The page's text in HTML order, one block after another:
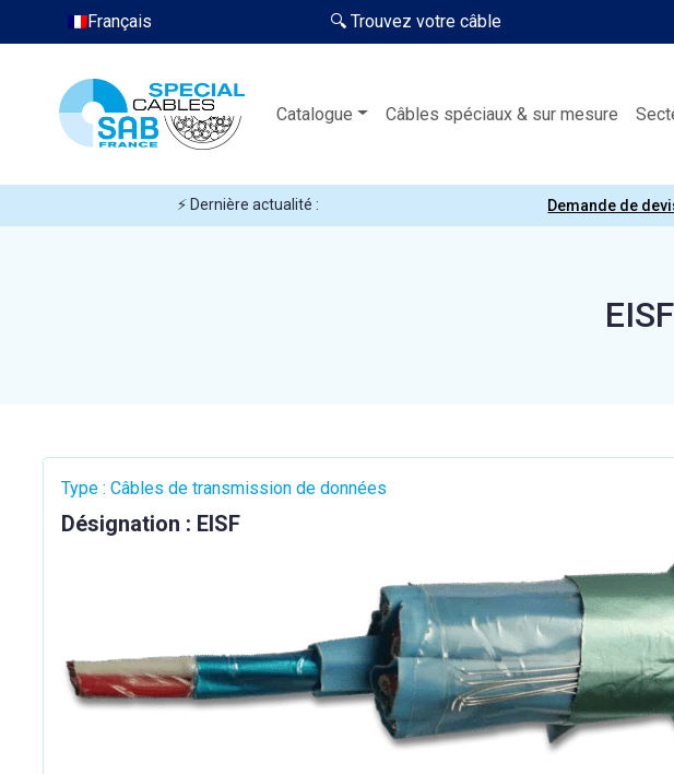
🔍 Trouvez votre câble
Français
Catalogue Câbles spéciaux & sur mesure
⚡ Dernière actualité : Demande de
Type : Câbles de transmission de données
Désignation : EISF